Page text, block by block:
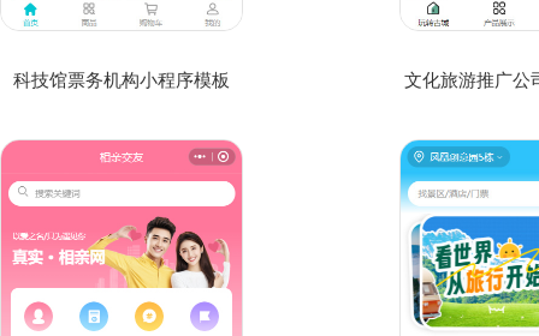
科技馆票务机构小程序模板 文化旅游推广公